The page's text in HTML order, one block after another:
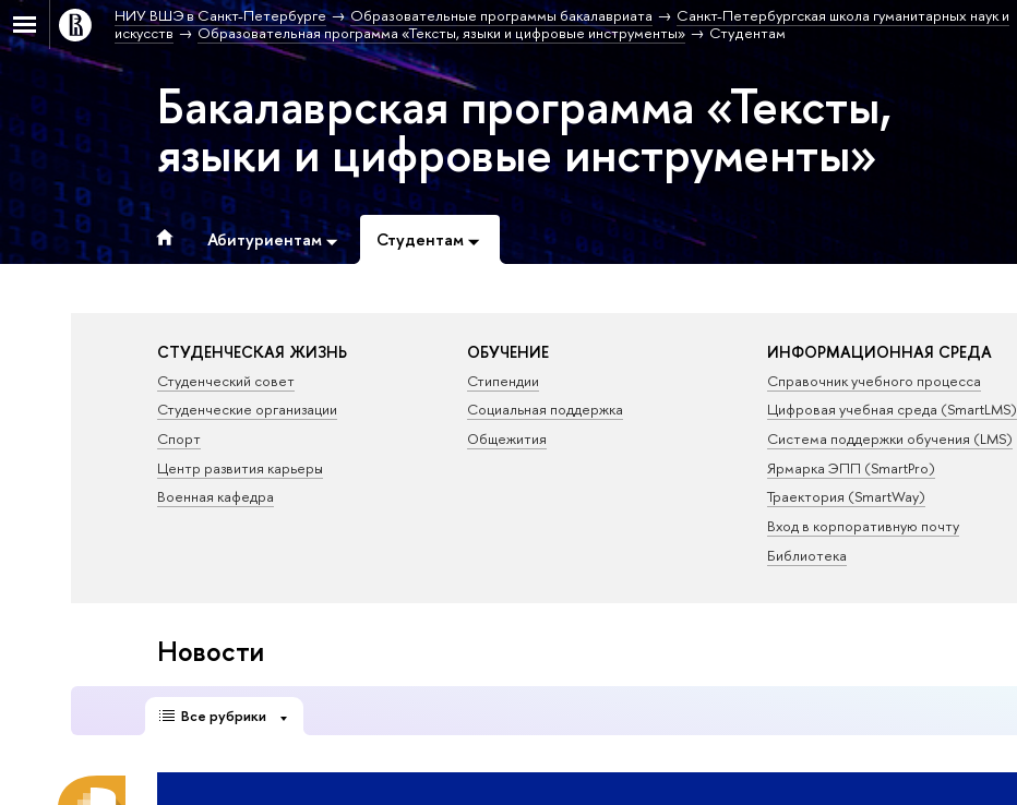
НИУ ВШЭ в Санкт-Петербурге Образовательные программы бакалавриата
Санкт-Петербургская школа гуманитарных наук и
искусств
Образовательная программа «Тексты, языки и цифровые инструменты» Студентам
Бакалаврская программа «Тексты,
языки и цифровые инструменты»
Абитуриентам Студентам
СТУДЕНЧЕСКАЯ ЖИЗНЬ
Студенческий совет
Студенческие организации
Спорт
Центр развития карьеры
Военная кафедра
ОБУЧЕНИЕ
Стипендии
Социальная поддержка
Общежития
ИНФОРМАЦИОННАЯ СРЕДА
Справочник учебного процесса
Цифровая учебная среда (SmartLMS)
Система поддержки обучения (LMS)
Ярмарка ЭПП (SmartPro)
Траектория (SmartWay)
Вход в корпоративную почту
Библиотека
Новости
Все рубрики